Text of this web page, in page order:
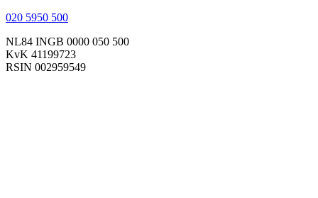
020 5950 500
NL84 INGB 0000 050 500
KvK 41199723
RSIN 002959549